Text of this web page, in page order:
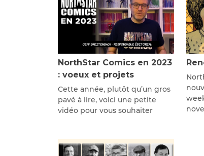
NorthStar Comics en 2023
: voeux et projets
Cette année, plutôt qu’un gros
pavé à lire, voici une petite
vidéo pour vous souhaiter